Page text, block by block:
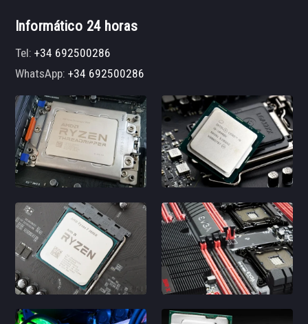
Informático 24 horas
Tel:+34 692500286
WhatsApp:+34 692500286